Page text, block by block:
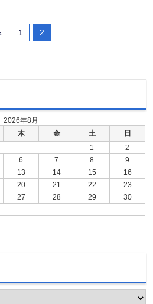
1 2
2026年8月
木 金 土
日
1
2
6 7 8
9
13 14 15
16
20 21 22
23
27 28 29
30